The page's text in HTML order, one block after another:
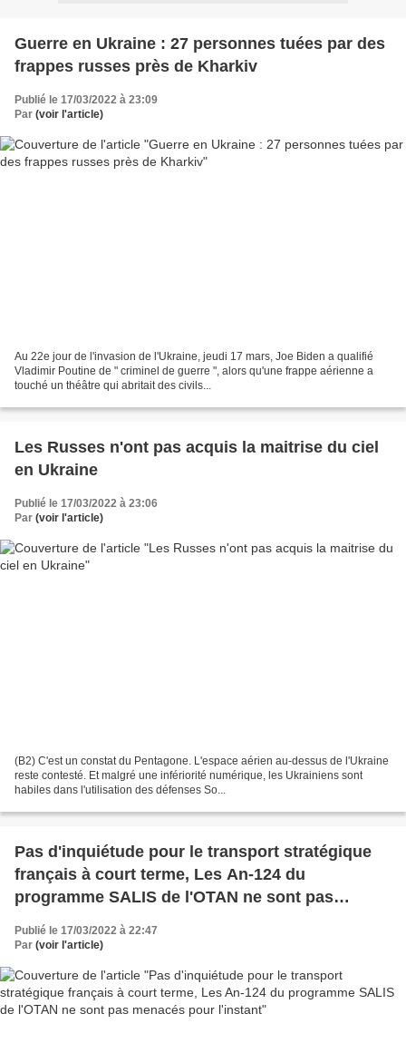
Guerre en Ukraine : 27 personnes tuées par des
frappes russes près de Kharkiv
Publié le 17/03/2022 à 23:09
Par (voir l'article)
Au 22e jour de l'invasion de l'Ukraine, jeudi 17 mars, Joe Biden a qualifié
Vladimir Poutine de " criminel de guerre ", alors qu'une frappe aérienne a
touché un théâtre qui abritait des civils...
Les Russes n'ont pas acquis la maitrise du ciel
en Ukraine
Publié le 17/03/2022 à 23:06
Par (voir l'article)
(B2) C'est un constat du Pentagone. L'espace aérien au-dessus de l'Ukraine
reste contesté. Et malgré une infériorité numérique, les Ukrainiens sont
habiles dans l'utilisation des défenses So...
Pas d'inquiétude pour le transport stratégique
français à court terme, Les An-124 du
programme SALIS de l'OTAN ne sont pas
Publié le 17/03/2022 à 22:47
Par (voir l'article)